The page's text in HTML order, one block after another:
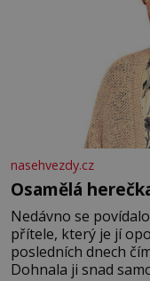
nasehvezdy.cz
Osamělá
Nedávno se
přítele, který je jí
posledních dnech
Dohnala ji snad